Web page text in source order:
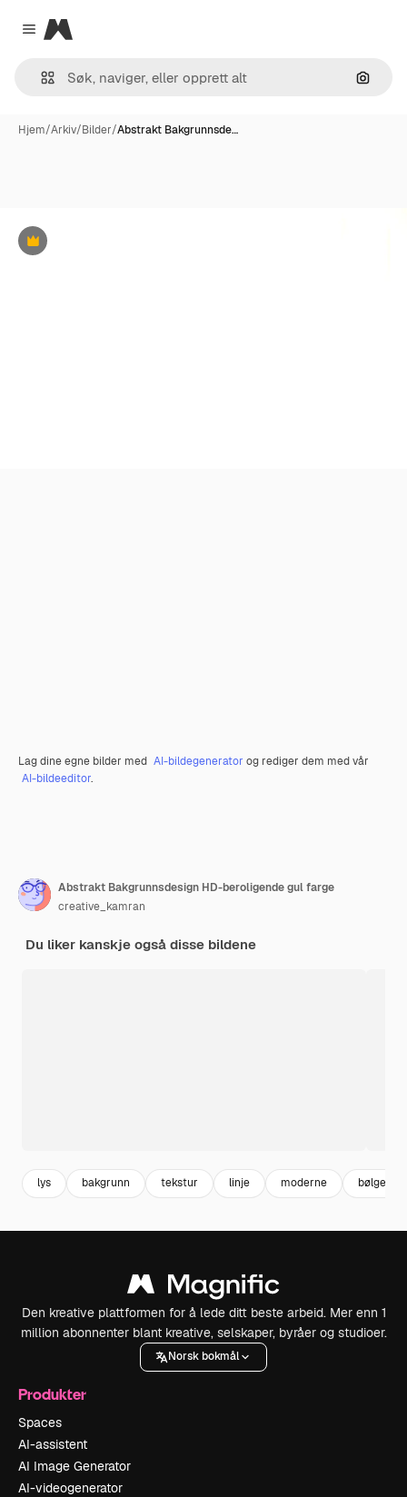
Close menu
Magnific
Søk
Hjem/Arkiv/Bilder/Abstrakt Bakgrunnsde…
Premium
Lag dine egne bilder med AI-bildegenerator og rediger dem med vår
AI-bildeeditor.
Abstrakt Bakgrunnsdesign HD-beroligende gul farge
creative_kamran
Du liker kanskje også disse bildene
lys bakgrunn tekstur linje moderne bølge
Den kreative plattformen for å lede ditt beste arbeid. Mer enn 1
million abonnenter blant kreative, selskaper, byråer og studioer.
Norsk bokmål
Produkter
Spaces
AI-assistent
AI Image Generator
AI-videogenerator